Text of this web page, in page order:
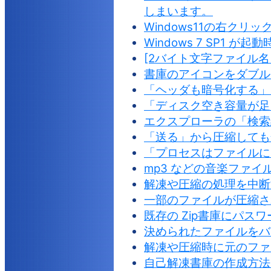
しまいます。
Windows11の右クリッ
Windows 7 SP1 が起動
[2バイト文字ファイル
書庫のアイコンをダブ
「ヘッダも暗号化する
「ディスク空き容量が
エクスプローラの「検
「送る」から圧縮して
「プロセスはファイル
mp3 などの音楽ファイ
解凍や圧縮の処理を中
一部のファイルが圧縮
既存の Zip書庫にパス
決められたファイルを
解凍や圧縮時に元のフ
自己解凍書庫の作成方